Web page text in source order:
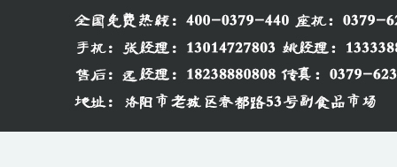
各位
的军事